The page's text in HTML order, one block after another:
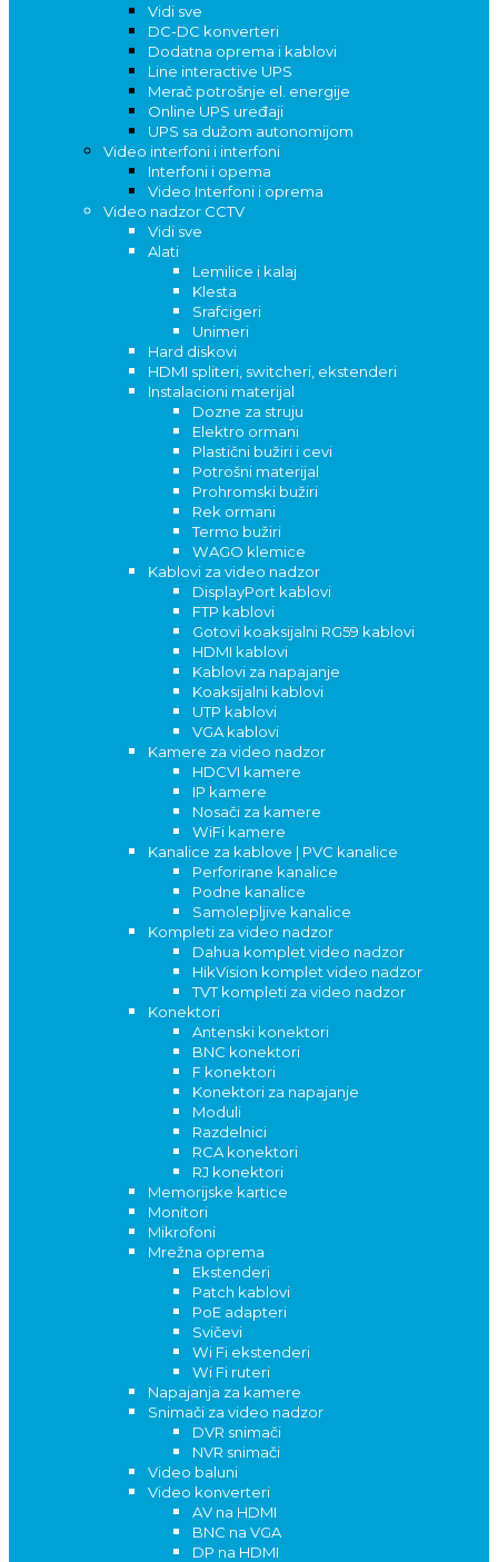
Vidi sve
DC-DC konverteri
Dodatna oprema i kablovi
Line interactive UPS
Merač potrošnje el. energije
Online UPS uređaji
UPS sa dužom autonomijom
Video interfoni i interfoni
Interfoni i opema
Video Interfoni i oprema
Video nadzor CCTV
Vidi sve
Alati
Lemilice i kalaj
Klesta
Srafcigeri
Unimeri
Hard diskovi
HDMI spliteri, switcheri, ekstenderi
Instalacioni materijal
Dozne za struju
Elektro ormani
Plastični bužiri i cevi
Potrošni materijal
Prohromski bužiri
Rek ormani
Termo bužiri
WAGO klemice
Kablovi za video nadzor
DisplayPort kablovi
FTP kablovi
Gotovi koaksijalni RG59 kablovi
HDMI kablovi
Kablovi za napajanje
Koaksijalni kablovi
UTP kablovi
VGA kablovi
Kamere za video nadzor
HDCVI kamere
IP kamere
Nosači za kamere
WiFi kamere
Kanalice za kablove | PVC kanalice
Perforirane kanalice
Podne kanalice
Samolepljive kanalice
Kompleti za video nadzor
Dahua komplet video nadzor
HikVision komplet video nadzor
TVT kompleti za video nadzor
Konektori
Antenski konektori
BNC konektori
F konektori
Konektori za napajanje
Moduli
Razdelnici
RCA konektori
RJ konektori
Memorijske kartice
Monitori
Mikrofoni
Mrežna oprema
Ekstenderi
Patch kablovi
PoE adapteri
Svičevi
Wi Fi ekstenderi
Wi Fi ruteri
Napajanja za kamere
Snimači za video nadzor
DVR snimači
NVR snimači
Video baluni
Video konverteri
AV na HDMI
BNC na VGA
DP na HDMI